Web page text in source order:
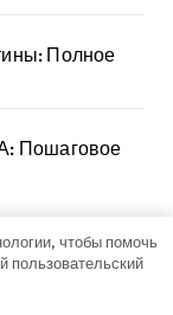
Полное
Пошаговое
чтобы помочь
пользовательский